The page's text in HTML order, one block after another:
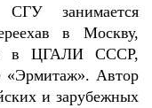
занимается
в Москву,
в ЦГАЛИ СССР,
Автор
и зарубежных